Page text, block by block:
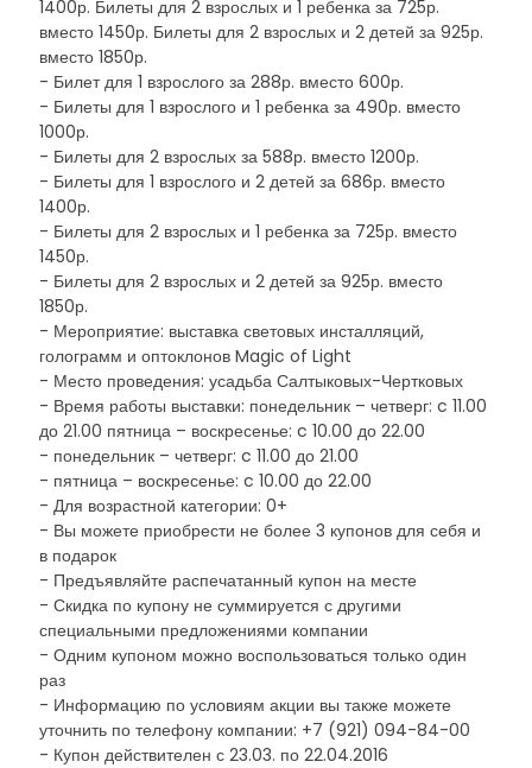
1400р. Билеты для 2 взрослых и 1 ребенка за 725р.
вместо 1450р. Билеты для 2 взрослых и 2 детей за 925р.
вместо 1850р.
- Билет для 1 взрослого за 288р. вместо 600р.
- Билеты для 1 взрослого и 1 ребенка за 490р. вместо
1000р.
- Билеты для 2 взрослых за 588р. вместо 1200р.
- Билеты для 1 взрослого и 2 детей за 686р. вместо
1400р.
- Билеты для 2 взрослых и 1 ребенка за 725р. вместо
1450р.
- Билеты для 2 взрослых и 2 детей за 925р. вместо
1850р.
- Мероприятие: выставка световых инсталляций,
голограмм и оптоклонов Magic of Light
- Место проведения: усадьба Салтыковых-Чертковых
- Время работы выставки: понедельник – четверг: c 11.00
до 21.00 пятница – воскресенье: c 10.00 до 22.00
- понедельник – четверг: c 11.00 до 21.00
- пятница – воскресенье: c 10.00 до 22.00
- Для возрастной категории: 0+
- Вы можете приобрести не более 3 купонов для себя и
в подарок
- Предъявляйте распечатанный купон на месте
- Скидка по купону не суммируется с другими
специальными предложениями компании
- Одним купоном можно воспользоваться только один
раз
- Информацию по условиям акции вы также можете
уточнить по телефону компании: +7 (921) 094-84-00
- Купон действителен с 23.03. по 22.04.2016